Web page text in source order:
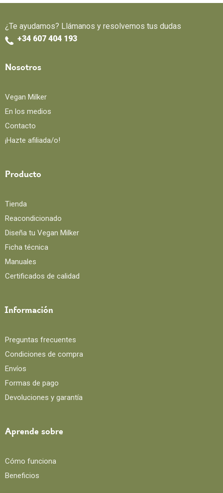
¿Te ayudamos? Llámanos y resolvemos tus dudas
+34 607 404 193
Nosotros
Vegan Milker
En los medios
Contacto
¡Hazte afiliada/o!
Producto
Tienda
Reacondicionado
Diseña tu Vegan Milker
Ficha técnica
Manuales
Certificados de calidad
Información
Preguntas frecuentes
Condiciones de compra
Envíos
Formas de pago
Devoluciones y garantía
Aprende sobre
Cómo funciona
Beneficios